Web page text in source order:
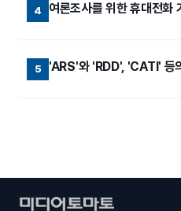
4 여론조사를 위한 휴대전화
5 'ARS'와 'RDD', 'CATI' 등